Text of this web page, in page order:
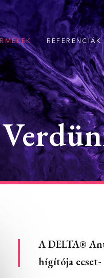
REFERENCIÁK
A DELTA®
hígítója ecset-